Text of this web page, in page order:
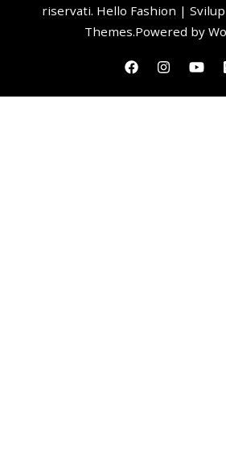
riservati. Hello Fashion |
Themes.Powered by